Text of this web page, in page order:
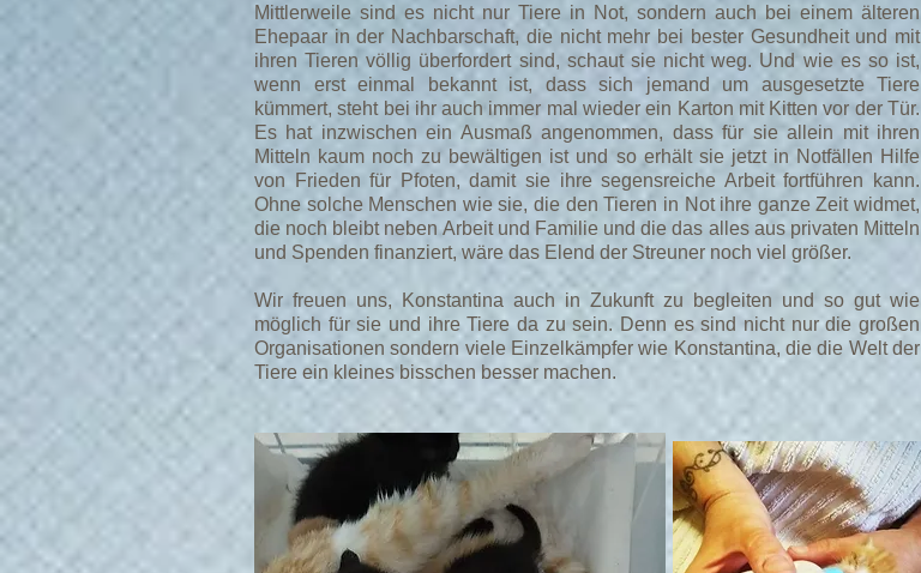
Mittlerweile sind es nicht nur Tiere in Not, sondern auch bei einem älteren
Ehepaar in der Nachbarschaft, die nicht mehr bei bester Gesundheit und mit
ihren Tieren völlig überfordert sind, schaut sie nicht weg. Und wie es so ist,
wenn erst einmal bekannt ist, dass sich jemand um ausgesetzte Tiere
kümmert, steht bei ihr auch immer mal wieder ein Karton mit Kitten vor der Tür.
Es hat inzwischen ein Ausmaß angenommen, dass für sie allein mit ihren
Mitteln kaum noch zu bewältigen ist und so erhält sie jetzt in Notfällen Hilfe
von Frieden für Pfoten, damit sie ihre segensreiche Arbeit fortführen kann.
Ohne solche Menschen wie sie, die den Tieren in Not ihre ganze Zeit widmet,
die noch bleibt neben Arbeit und Familie und die das alles aus privaten Mitteln
und Spenden finanziert, wäre das Elend der Streuner noch viel größer.
Wir freuen uns, Konstantina auch in Zukunft zu begleiten und so gut wie
möglich für sie und ihre Tiere da zu sein. Denn es sind nicht nur die großen
Organisationen sondern viele Einzelkämpfer wie Konstantina, die die Welt der
Tiere ein kleines bisschen besser machen.